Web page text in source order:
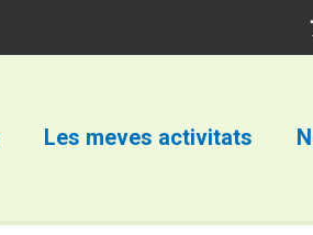
Les meves activitats